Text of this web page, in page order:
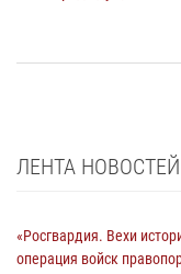
ЛЕНТА НОВОСТЕЙ
«Росгвардия. Вехи
операция войск